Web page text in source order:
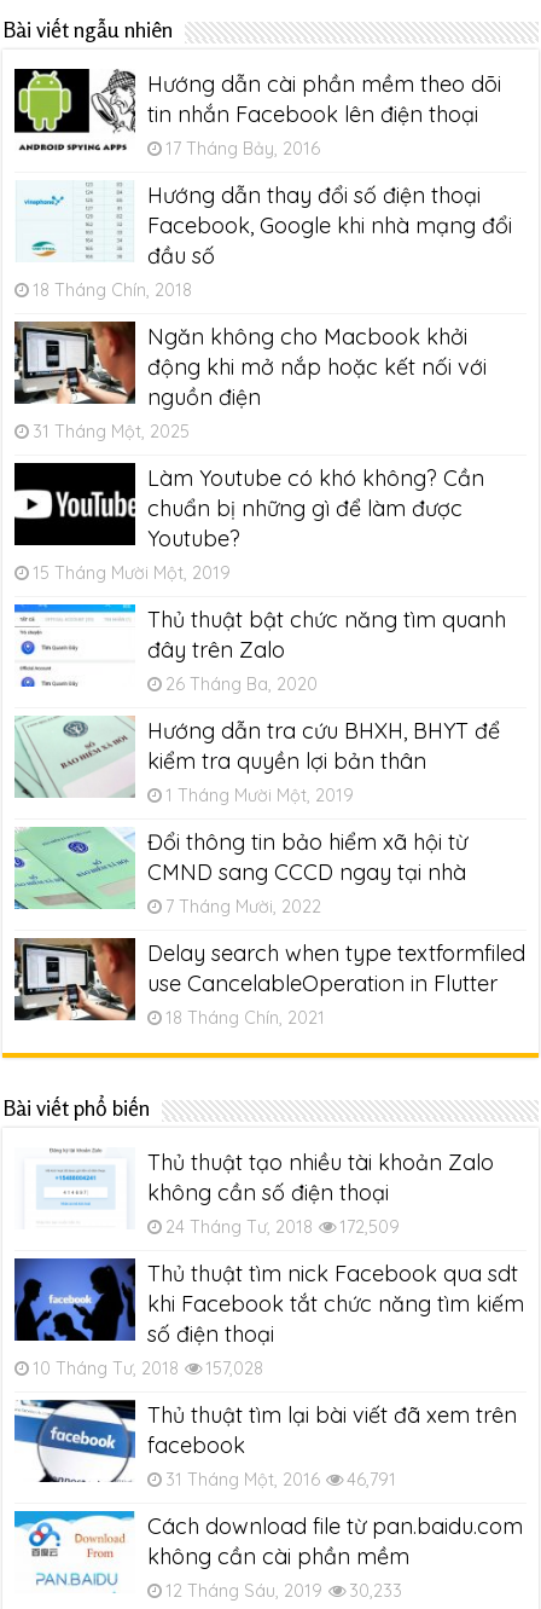
Bài viết ngẫu nhiên
Hướng dẫn cài phần mềm theo dõi
tin nhắn Facebook lên điện thoại
17 Tháng Bảy, 2016
Hướng dẫn thay đổi số điện thoại
Facebook, Google khi nhà mạng đổi
đầu số
18 Tháng Chín, 2018
Ngăn không cho Macbook khởi
động khi mở nắp hoặc kết nối với
nguồn điện
31 Tháng Một, 2025
Làm Youtube có khó không? Cần
chuẩn bị những gì để làm được
Youtube?
15 Tháng Mười Một, 2019
Thủ thuật bật chức năng tìm quanh
đây trên Zalo
26 Tháng Ba, 2020
Hướng dẫn tra cứu BHXH, BHYT để
kiểm tra quyền lợi bản thân
1 Tháng Mười Một, 2019
Đổi thông tin bảo hiểm xã hội từ
CMND sang CCCD ngay tại nhà
7 Tháng Mười, 2022
Delay search when type textformfiled
use CancelableOperation in Flutter
18 Tháng Chín, 2021
Bài viết phổ biến
Thủ thuật tạo nhiều tài khoản Zalo
không cần số điện thoại
24 Tháng Tư, 2018 172,509
Thủ thuật tìm nick Facebook qua sdt
khi Facebook tắt chức năng tìm kiếm
số điện thoại
10 Tháng Tư, 2018 157,028
Thủ thuật tìm lại bài viết đã xem trên
facebook
31 Tháng Một, 2016 46,791
Cách download file từ pan.baidu.com
không cần cài phần mềm
12 Tháng Sáu, 2019 30,233